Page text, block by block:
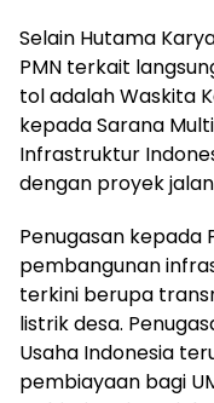
Selain Hutama
PMN terkait
tol adalah Waskita
kepada Sarana
Infrastruktur
dengan proyek
Penugasan kepada
pembangunan
terkini berupa
listrik desa.
Usaha Indonesia
pembiayaan bagi